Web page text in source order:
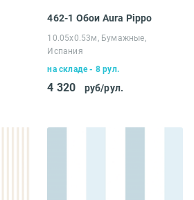
462-1 Обои Aura Pippo
10.05х0.53м, Бумажные,
Испания
на складе - 8 рул.
4 320 руб/рул.